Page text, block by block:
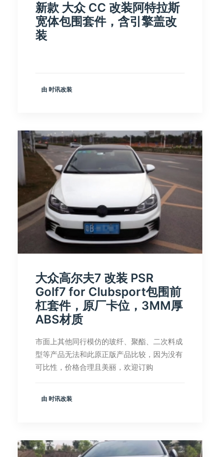
新款 大众 CC 改装阿特拉斯
宽体包围套件，含引擎盖改
装
由 时讯改装
大众高尔夫7 改装 PSR
Golf7 for Clubsport包围前
杠套件，原厂卡位，3MM厚
ABS材质
市面上其他同行模仿的玻纤、聚酯、二次料成
型等产品无法和此原正版产品比较，因为没有
可比性，价格合理且美丽，欢迎订购
由 时讯改装